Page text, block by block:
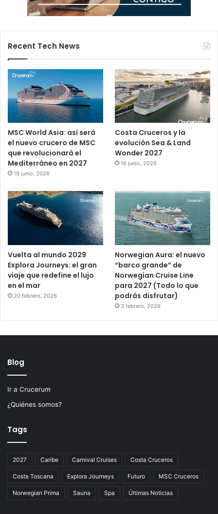
Recent Tech News
MSC World Asia: así será
el nuevo crucero de MSC
que revolucionará el
Mediterráneo en 2027
19 junio, 2026
Costa Cruceros y la
evolución Sea & Land
Wonder 2027
16 junio, 2026
Vuelta al mundo 2029
Explora Journeys: el gran
viaje que redefine el lujo
en el mar
20 febrero, 2026
Norwegian Aura: el nuevo
“barco grande” de
Norwegian Cruise Line
para 2027 (Todo lo que
podrás disfrutar)
3 febrero, 2026
Blog
Ir a Crucerum
¿Quiénes somos?
Tags
2027 Caribe Carnival Cruises Costa Cruceros
Costa Toscana Explora Journeys Futuro MSC Cruceros
Norwegian Prima Sauna Spa Últimas Noticias